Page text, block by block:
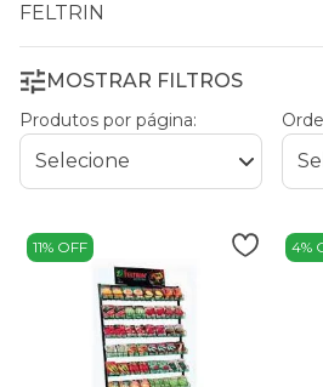
FELTRIN
MOSTRAR FILTROS
Produtos por página:
11% OFF 4%